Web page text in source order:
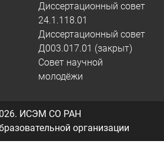
Диссертационный совет
24.1.118.01
Диссертационный совет
Д003.017.01 (закрыт)
Совет научной
молодёжи
ИСЭМ СО РАН
организации